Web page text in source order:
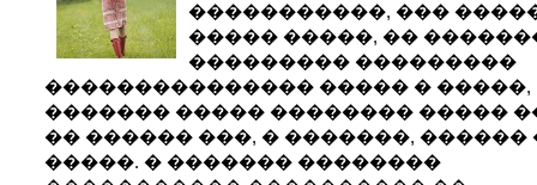
�����������, ���
����� �����, ��
��������� ���������
��������������� ����� � �����,
������� ����� �������� �����
�� ������ ���, � �������, ������
�����. � ������� ��������